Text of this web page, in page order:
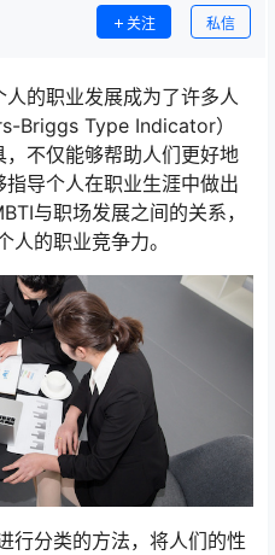
关注 私信
的职业发展成为了许多人
Briggs Type Indicator）
不仅能够帮助人们更好地
导个人在职业生涯中做出
与职场发展之间的关系，
的职业竞争力。
行分类的方法，将人们的性